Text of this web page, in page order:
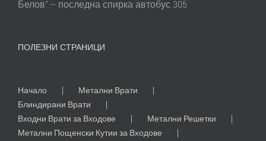
Белов” – последна спирка автобус 305
ПОЛЕЗНИ СТРАНИЦИ
Начало
Метални Врати
Блиндирани Врати
Входни Врати за Входове
Метални Решетки
Метални Пощенски Кутии за Входове